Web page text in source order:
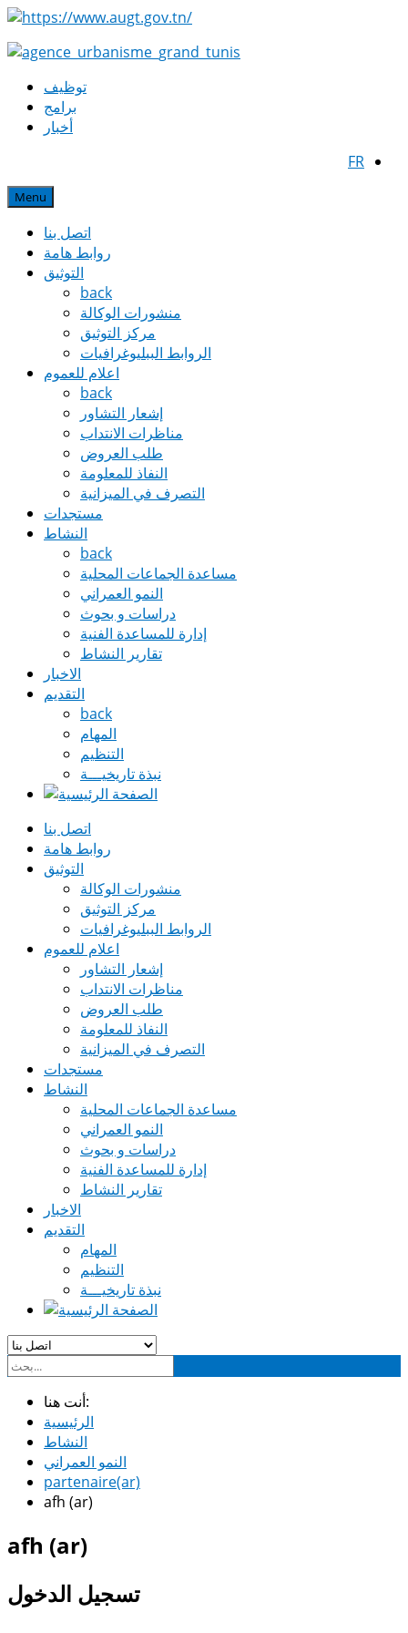
توظيف
برامج
أخبار
FR
Menu
اتصل بنا
روابط هامة
التوثيق
back
منشورات الوكالة
مركز التوثيق
الروابط الببليوغرافيات
اعلام للعموم
back
إشعار التشاور
مناظرات الانتداب
طلب العروض
النفاذ للمعلومة
التصرف في الميزانية
مستجدات
النشاط
back
مساعدة الجماعات المحلية
النمو العمراني
دراسات و بحوث
إدارة للمساعدة الفنية
تقارير النشاط
الاخبار
التقديم
back
المهام
التنظيم
نبذة تاريخيـــة
اتصل بنا
روابط هامة
التوثيق
منشورات الوكالة
مركز التوثيق
الروابط الببليوغرافيات
اعلام للعموم
إشعار التشاور
مناظرات الانتداب
طلب العروض
النفاذ للمعلومة
التصرف في الميزانية
مستجدات
النشاط
مساعدة الجماعات المحلية
النمو العمراني
دراسات و بحوث
إدارة للمساعدة الفنية
تقارير النشاط
الاخبار
التقديم
المهام
التنظيم
نبذة تاريخيـــة
أنت هنا:
الرئيسية
النشاط
النمو العمراني
partenaire(ar)
afh (ar)
afh (ar)
تسجيل الدخول